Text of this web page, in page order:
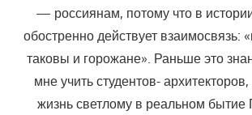
— россиянам, потому что в
обостренно действует взаимосвязь:
тако­вы и горожане». Раньше это
мне учить студентов-
жизнь светлому в реальном бытие